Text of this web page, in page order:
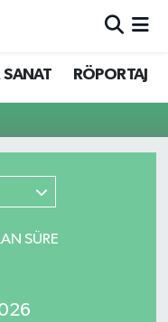
SANAT RÖPORTAJ
SÜRE